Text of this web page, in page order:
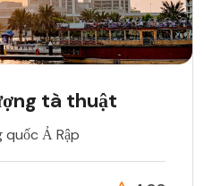
tà thuật
quốc Ả Rập